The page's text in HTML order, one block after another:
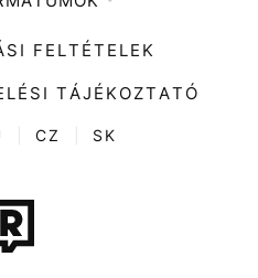
Sport
FELTÉTELEK
TÁJÉKOZTATÓ
CZ SK